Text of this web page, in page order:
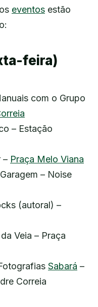
eventos estão
feira)
com o Grupo
– Estação
– Praça Melo Viana
– Noise
(autoral) –
Veia – Praça
Sabará –
Correia